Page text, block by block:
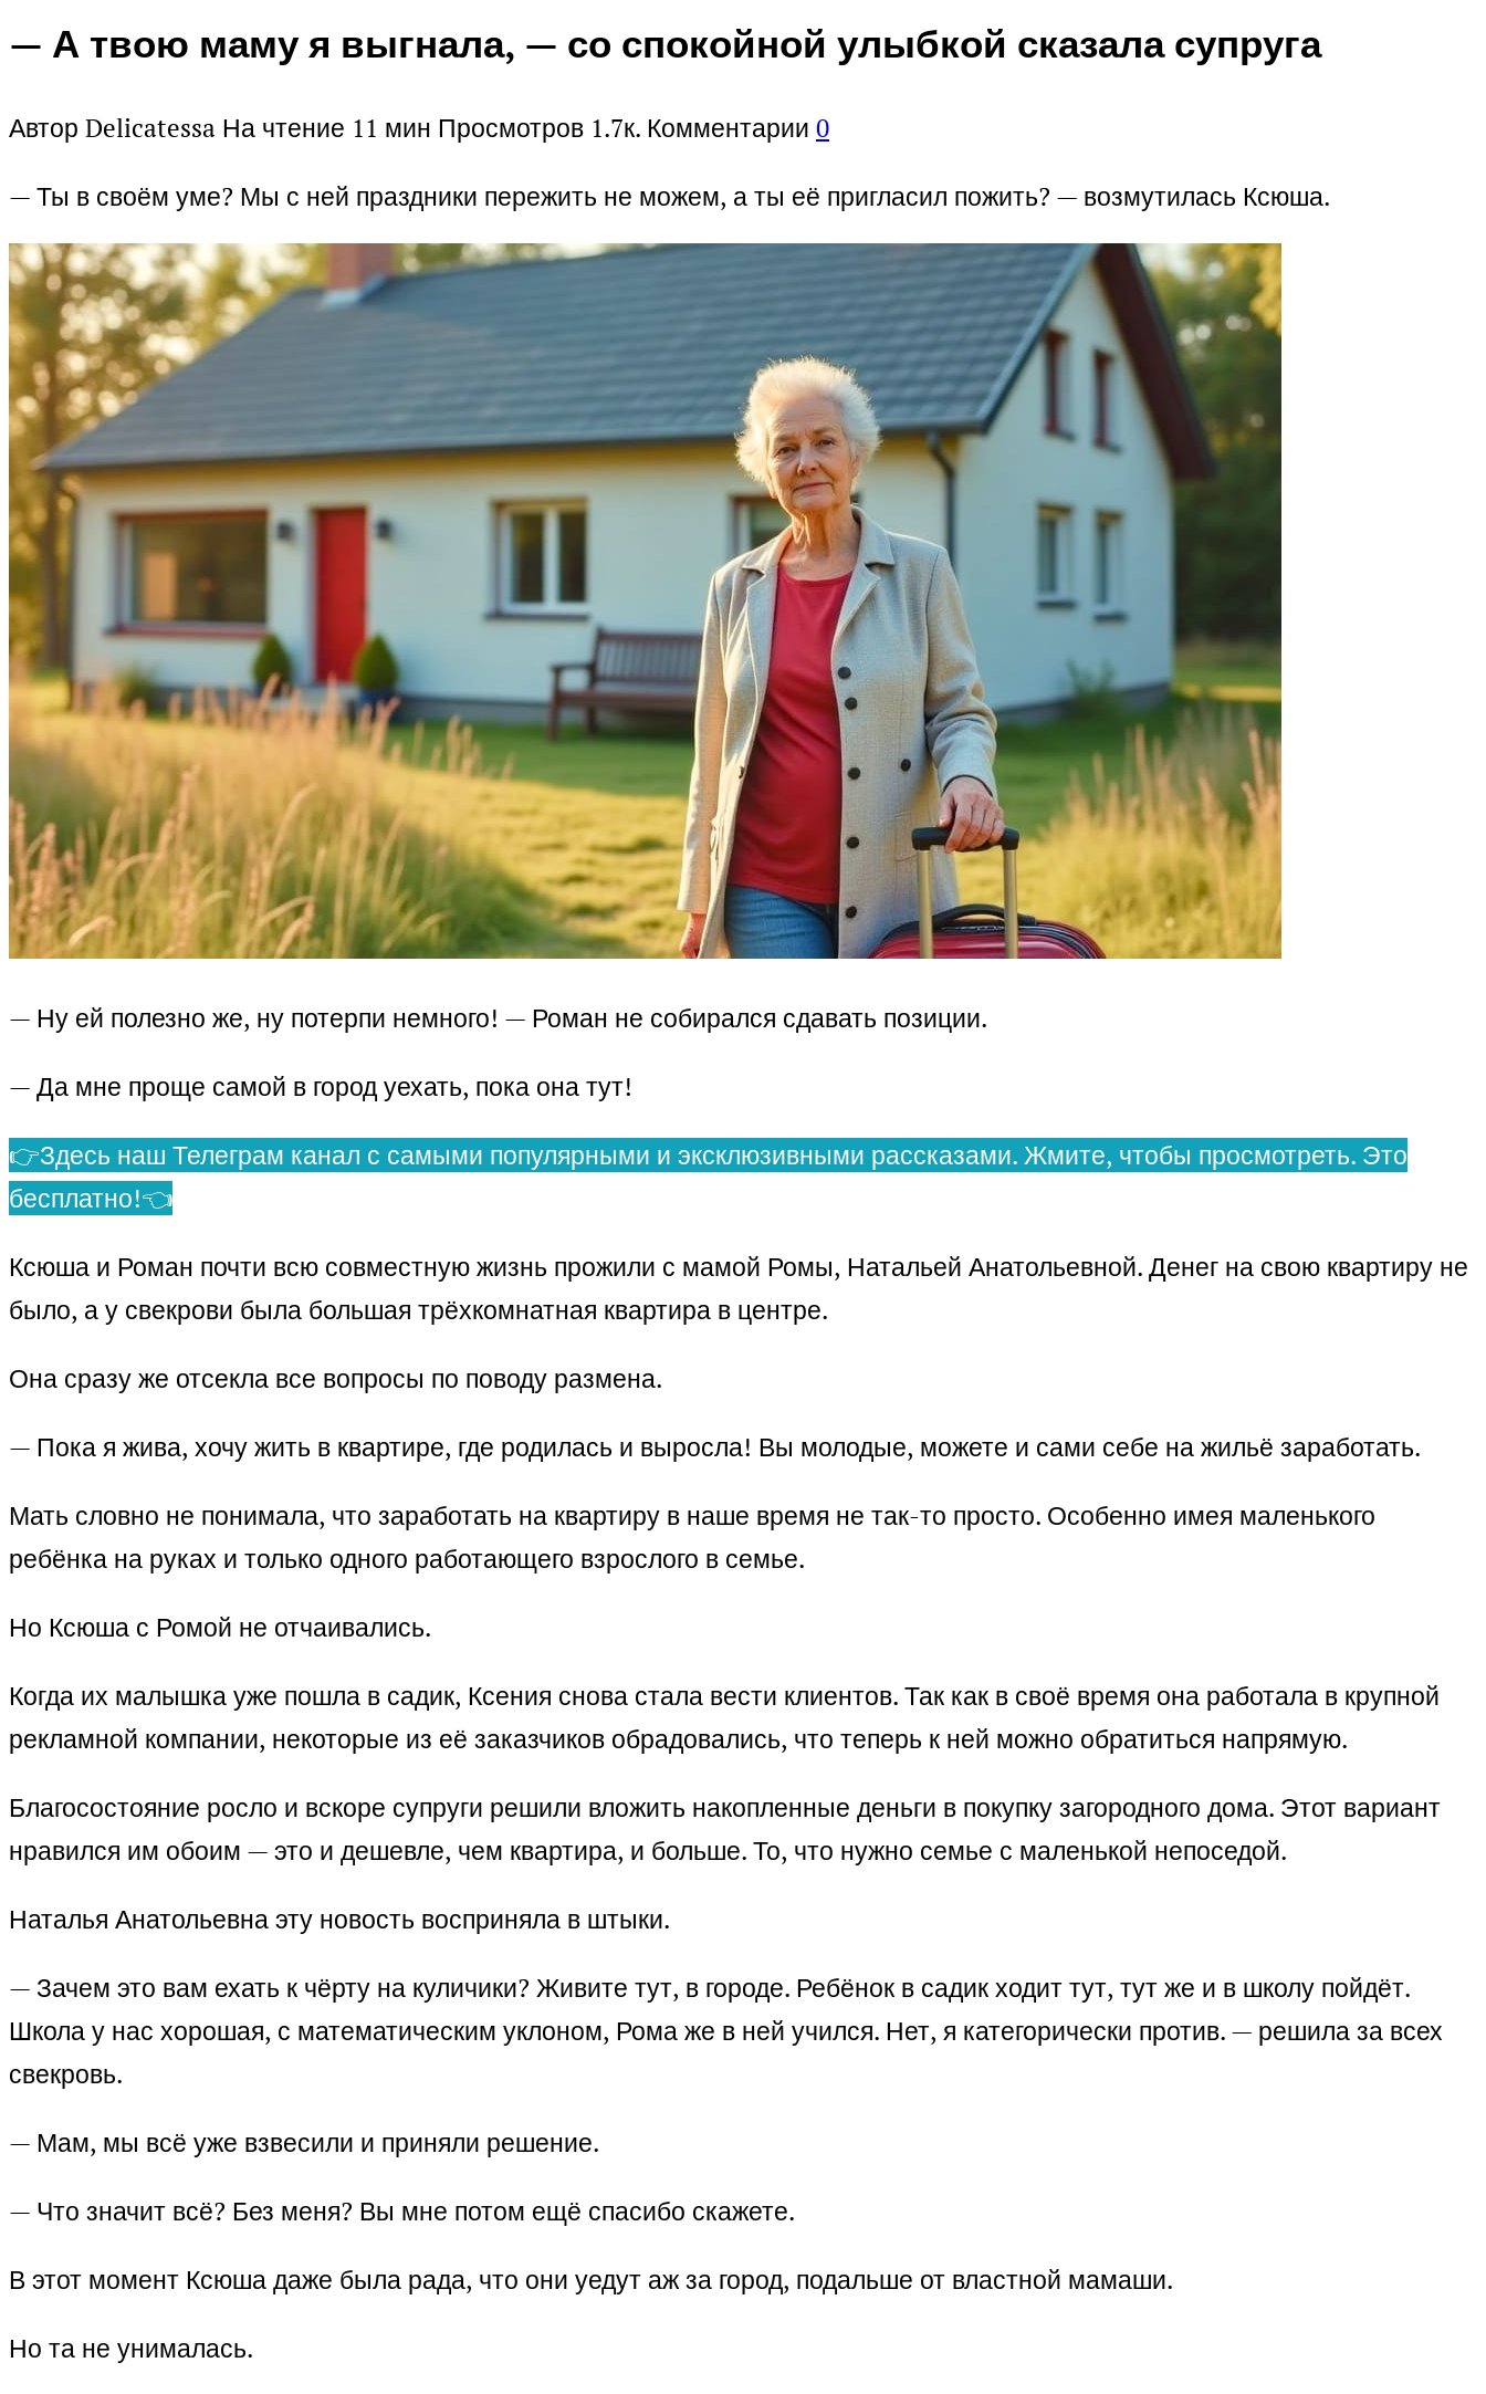
— А твою маму я выгнала, — со спокойной улыбкой сказала супруга
Автор Delicatessa На чтение 11 мин Просмотров 1.7к. Комментарии 0
— Ты в своём уме? Мы с ней праздники пережить не можем, а ты её пригласил пожить? — возмутилась Ксюша.
— Ну ей полезно же, ну потерпи немного! — Роман не собирался сдавать позиции.
— Да мне проще самой в город уехать, пока она тут!
👉Здесь наш Телеграм канал с самыми популярными и эксклюзивными рассказами. Жмите, чтобы просмотреть. Это
бесплатно!👈
Ксюша и Роман почти всю совместную жизнь прожили с мамой Ромы, Натальей Анатольевной. Денег на свою квартиру не
было, а у свекрови была большая трёхкомнатная квартира в центре.
Она сразу же отсекла все вопросы по поводу размена.
— Пока я жива, хочу жить в квартире, где родилась и выросла! Вы молодые, можете и сами себе на жильё заработать.
Мать словно не понимала, что заработать на квартиру в наше время не так-то просто. Особенно имея маленького
ребёнка на руках и только одного работающего взрослого в семье.
Но Ксюша с Ромой не отчаивались.
Когда их малышка уже пошла в садик, Ксения снова стала вести клиентов. Так как в своё время она работала в крупной
рекламной компании, некоторые из её заказчиков обрадовались, что теперь к ней можно обратиться напрямую.
Благосостояние росло и вскоре супруги решили вложить накопленные деньги в покупку загородного дома. Этот вариант
нравился им обоим — это и дешевле, чем квартира, и больше. То, что нужно семье с маленькой непоседой.
Наталья Анатольевна эту новость восприняла в штыки.
— Зачем это вам ехать к чёрту на куличики? Живите тут, в городе. Ребёнок в садик ходит тут, тут же и в школу пойдёт.
Школа у нас хорошая, с математическим уклоном, Рома же в ней учился. Нет, я категорически против. — решила за всех
свекровь.
— Мам, мы всё уже взвесили и приняли решение.
— Что значит всё? Без меня? Вы мне потом ещё спасибо скажете.
В этот момент Ксюша даже была рада, что они уедут аж за город, подальше от властной мамаши.
Но та не унималась.